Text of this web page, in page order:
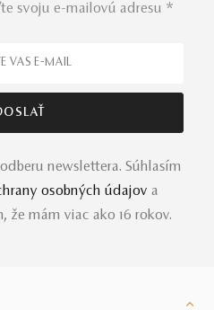
svoju e-mailovú adresu *
newslettera. Súhlasím
osobných údajov a
že mám viac ako 16 rokov.